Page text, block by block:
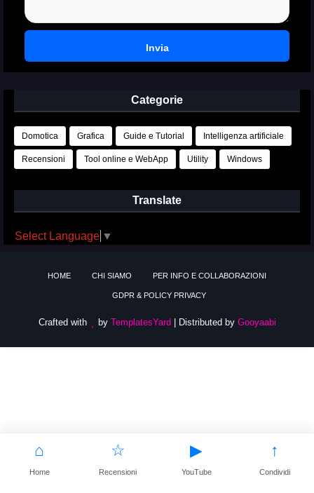
Categorie
Domotica Grafica Guide e Tutorial Intelligenza artificiale
Recensioni Tool online e WebApp Utility Windows
Translate
Select Language ▼
HOME CHI SIAMO PER INFO E COLLABORAZIONI
GDPR & POLICY PRIVACY
Crafted with by TemplatesYard | Distributed by Gooyaabi
⌂
Home
☆
Recensioni
▶
YouTube
↑
Condividi